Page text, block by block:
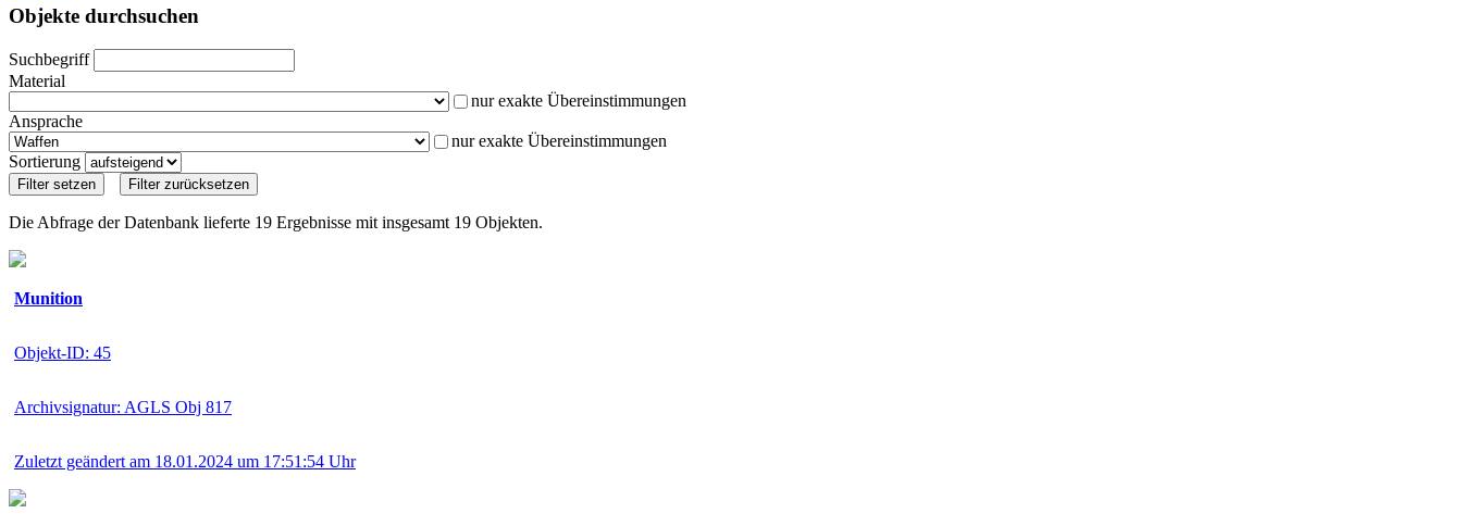
Objekte durchsuchen
Suchbegriff
Material
nur exakte Übereinstimmungen
Ansprache
nur exakte Übereinstimmungen
Sortierung
Die Abfrage der Datenbank lieferte 19 Ergebnisse mit insgesamt 19 Objekten.
Munition
Objekt-ID: 45
Archivsignatur: AGLS Obj 817
Zuletzt geändert am 18.01.2024 um 17:51:54 Uhr